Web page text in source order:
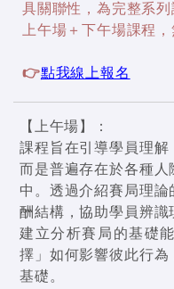
具關聯性，為完整系
上午場＋下午場課程
👉點我線上報名
【上午場】：
課程旨在引導學員理解
而是普遍存在於各種人
中。透過介紹賽局理
酬結構，協助學員辨
建立分析賽局的基礎
擇」如何影響彼此行
基礎。